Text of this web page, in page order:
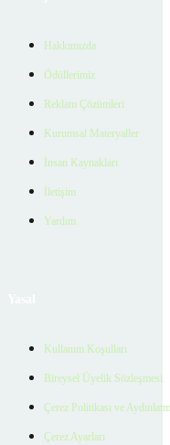
Hakkımızda
Ödüllerimiz
Reklam Çözümleri
Kurumsal Materyaller
İnsan Kaynakları
İletişim
Yardım
Kullanım Koşulları
Bireysel Üyelik Sözleşmesi
Çerez Politikası ve
Çerez Ayarları